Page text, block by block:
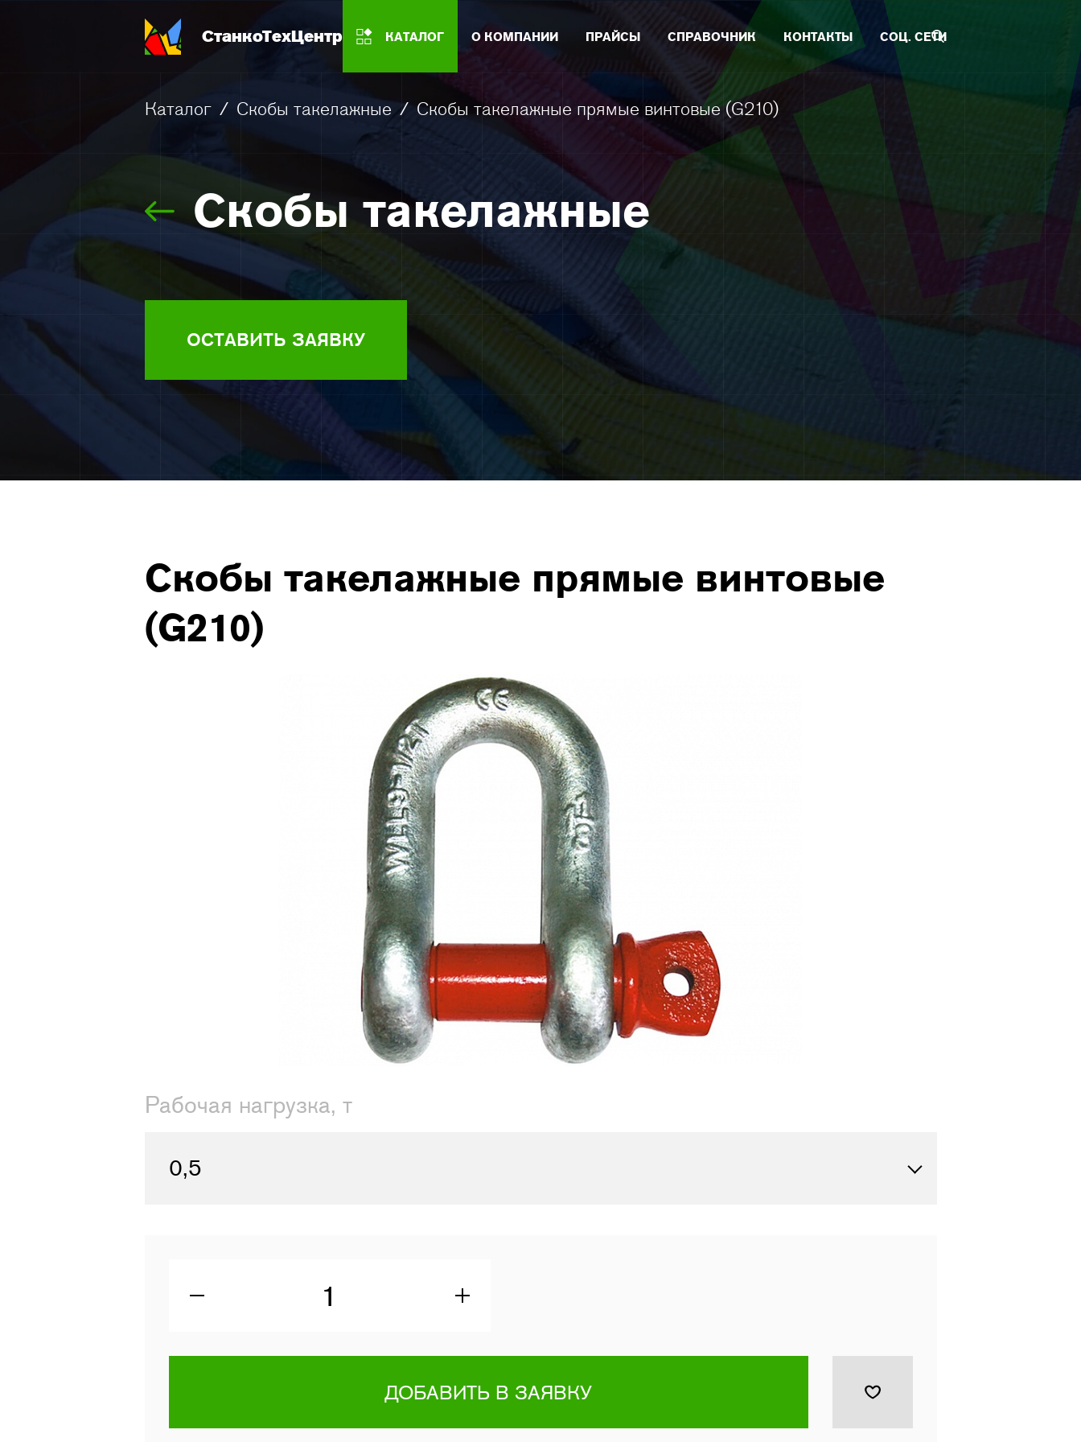
СтанкоТехЦентр КАТАЛОГ О КОМПАНИИ ПРАЙСЫ СПРАВОЧНИК КОНТАКТЫ СОЦ. СЕТИ
Каталог / Скобы такелажные / Скобы такелажные прямые винтовые (G210)
Скобы такелажные
ОСТАВИТЬ ЗАЯВКУ
Скобы такелажные прямые винтовые
(G210)
Рабочая нагрузка, т
0,5
ДОБАВИТЬ В ЗАЯВКУ